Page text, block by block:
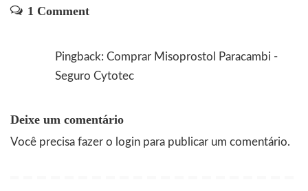
1 Comment
Pingback: Comprar Misoprostol Paracambi -
Seguro Cytotec
Deixe um comentário
Você precisa fazer o login para publicar um comentário.